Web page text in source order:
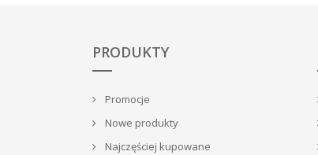
PRODUKTY
Promocje
Nowe produkty
Najczęściej kupowane